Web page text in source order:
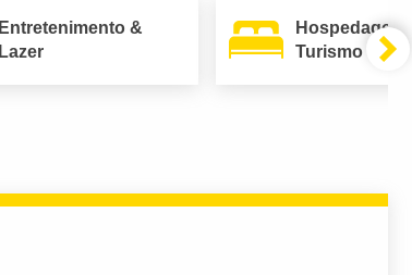
Entretenimento &
Lazer
Hospedagem
Turismo